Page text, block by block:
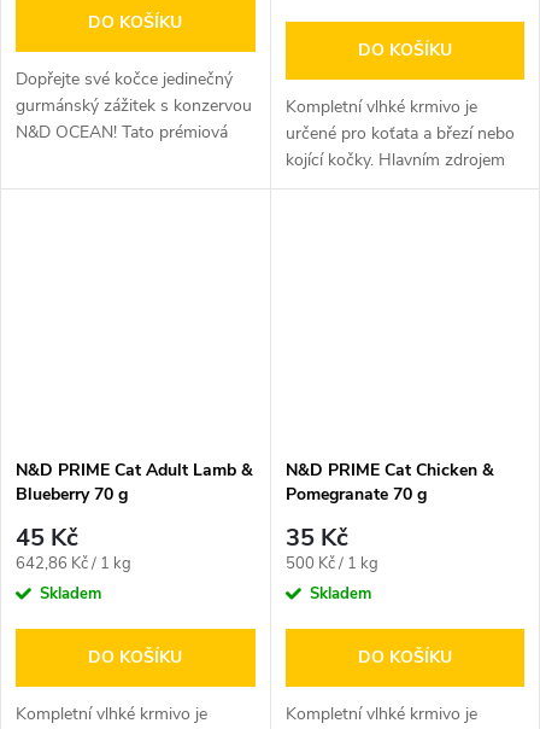
DO KOŠÍKU
Dopřejte své kočce jedinečný
gurmánský zážitek s konzervou
N&D OCEAN! Tato prémiová
čerstvého...
DO KOŠÍKU
Kompletní vlhké krmivo je
určené pro koťata a březí nebo
kojící kočky. Hlavním zdrojem
vysoce kvalitních bílkovin...
N&D PRIME Cat Adult Lamb &
Blueberry 70 g
45 Kč
Měrná
cena:
642,86 Kč / 1 kg
Skladem
DO KOŠÍKU
Kompletní vlhké krmivo je
N&D PRIME Cat Chicken &
Pomegranate 70 g
35 Kč
Měrná
cena:
500 Kč / 1 kg
Skladem
DO KOŠÍKU
Kompletní vlhké krmivo je